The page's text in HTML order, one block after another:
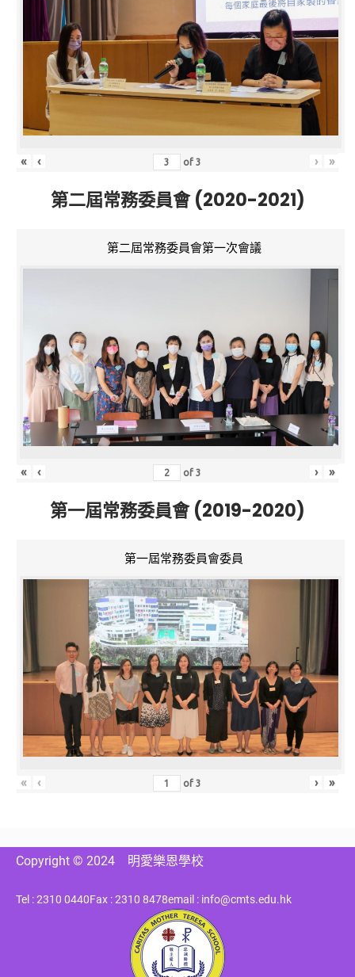
« ‹ of3 › »
第二屆常務委員會 (2020-2021)
第二屆常務委員會第一次會議
« ‹ of3 › »
第一屆常務委員會 (2019-2020)
第一屆常務委員會委員
« ‹ of3 › »
Copyright © 2024 明愛樂恩學校
Tel : 2310 0440Fax : 2310 8478email : info@cmts.edu.hk